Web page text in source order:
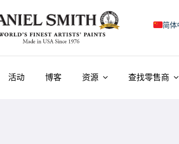
简体
日本
活动 博客 资源 查找零售商